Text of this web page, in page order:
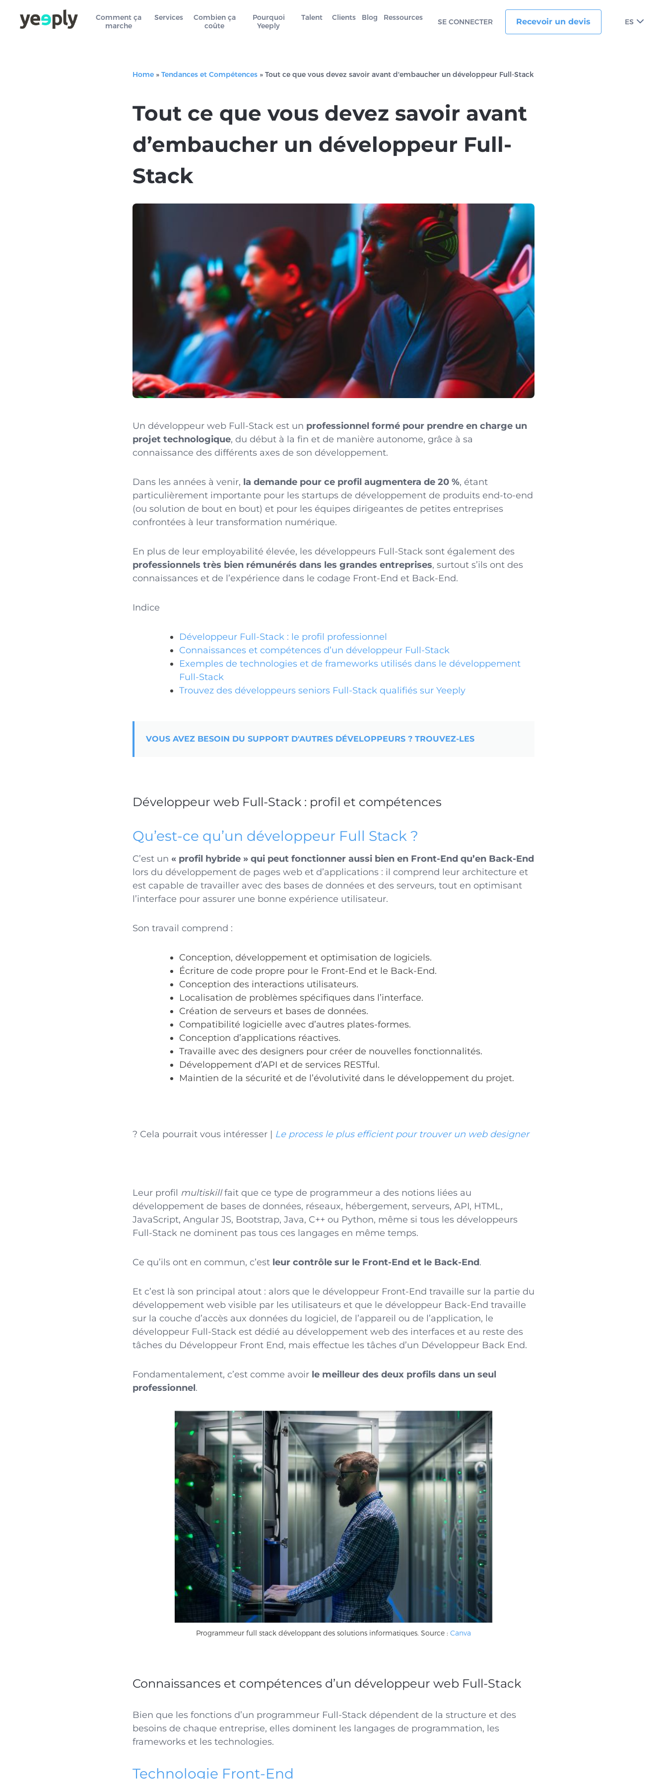
Comment ça
marche
Services
Combien ça
coûte
Pourquoi
Yeeply
Talent Clients Blog Ressources SE CONNECTER Recevoir un devis ES
Home » Tendances et Compétences » Tout ce que vous devez savoir avant d'embaucher un développeur Full-Stack
Tout ce que vous devez savoir avant
d’embaucher un développeur Full-
Stack
Un développeur web Full-Stack est un professionnel formé pour prendre en charge un
projet technologique, du début à la fin et de manière autonome, grâce à sa
connaissance des différents axes de son développement.
Dans les années à venir, la demande pour ce profil augmentera de 20 %, étant
particulièrement importante pour les startups de développement de produits end-to-end
(ou solution de bout en bout) et pour les équipes dirigeantes de petites entreprises
confrontées à leur transformation numérique.
En plus de leur employabilité élevée, les développeurs Full-Stack sont également des
professionnels très bien rémunérés dans les grandes entreprises, surtout s’ils ont des
connaissances et de l’expérience dans le codage Front-End et Back-End.
Indice
Développeur Full-Stack : le profil professionnel
Connaissances et compétences d’un développeur Full-Stack
Exemples de technologies et de frameworks utilisés dans le développement
Full-Stack
Trouvez des développeurs seniors Full-Stack qualifiés sur Yeeply
VOUS AVEZ BESOIN DU SUPPORT D'AUTRES DÉVELOPPEURS ? TROUVEZ-LES
Développeur web Full-Stack : profil et compétences
Qu’est-ce qu’un développeur Full Stack ?
C’est un « profil hybride » qui peut fonctionner aussi bien en Front-End qu’en Back-End
lors du développement de pages web et d’applications : il comprend leur architecture et
est capable de travailler avec des bases de données et des serveurs, tout en optimisant
l’interface pour assurer une bonne expérience utilisateur.
Son travail comprend :
Conception, développement et optimisation de logiciels.
Écriture de code propre pour le Front-End et le Back-End.
Conception des interactions utilisateurs.
Localisation de problèmes spécifiques dans l’interface.
Création de serveurs et bases de données.
Compatibilité logicielle avec d’autres plates-formes.
Conception d’applications réactives.
Travaille avec des designers pour créer de nouvelles fonctionnalités.
Développement d’API et de services RESTful.
Maintien de la sécurité et de l’évolutivité dans le développement du projet.
? Cela pourrait vous intéresser | Le process le plus efficient pour trouver un web designer
Leur profil multiskillfait que ce type de programmeur a des notions liées au
développement de bases de données, réseaux, hébergement, serveurs, API, HTML,
JavaScript, Angular JS, Bootstrap, Java, C++ ou Python, même si tous les développeurs
Full-Stack ne dominent pas tous ces langages en même temps.
Ce qu’ils ont en commun, c’est leur contrôle sur le Front-End et le Back-End.
Et c’est là son principal atout : alors que le développeur Front-End travaille sur la partie du
développement web visible par les utilisateurs et que le développeur Back-End travaille
sur la couche d’accès aux données du logiciel, de l’appareil ou de l’application, le
développeur Full-Stack est dédié au développement web des interfaces et au reste des
tâches du Développeur Front End, mais effectue les tâches d’un Développeur Back End.
Fondamentalement, c’est comme avoir le meilleur des deux profils dans un seul
professionnel.
Programmeur full stack développant des solutions informatiques. Source : Canva
Connaissances et compétences d’un développeur web Full-Stack
Bien que les fonctions d’un programmeur Full-Stack dépendent de la structure et des
besoins de chaque entreprise, elles dominent les langages de programmation, les
frameworks et les technologies.
Technologie Front-End